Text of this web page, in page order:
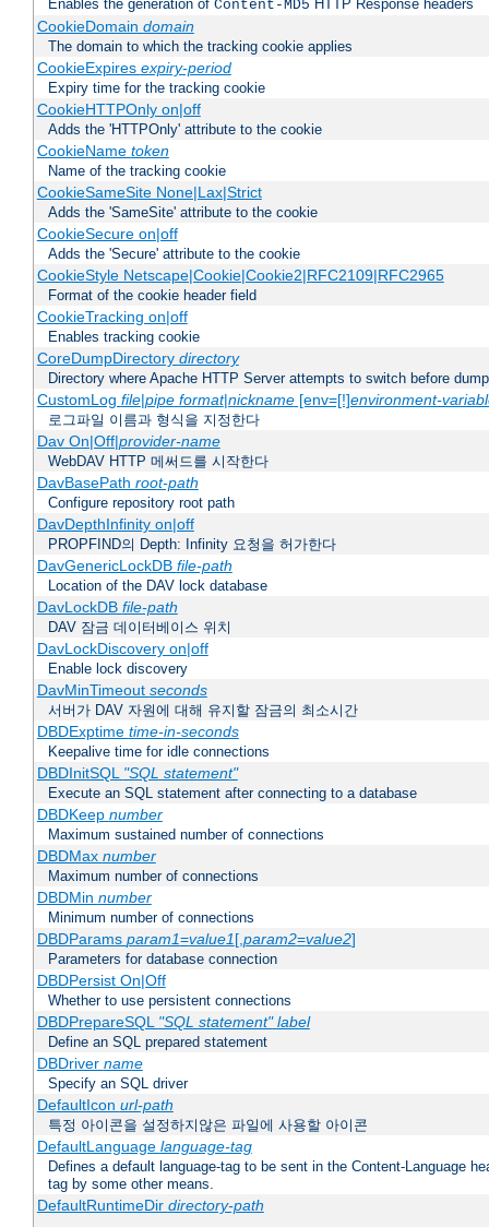
Enables the generation of Content-MD5 HTTP Response headers
CookieDomain domain
The domain to which the tracking cookie applies
CookieExpires expiry-period
Expiry time for the tracking cookie
CookieHTTPOnly on|off
Adds the 'HTTPOnly' attribute to the cookie
CookieName token
Name of the tracking cookie
CookieSameSite None|Lax|Strict
Adds the 'SameSite' attribute to the cookie
CookieSecure on|off
Adds the 'Secure' attribute to the cookie
CookieStyle Netscape|Cookie|Cookie2|RFC2109|RFC2965
Format of the cookie header field
CookieTracking on|off
Enables tracking cookie
CoreDumpDirectory directory
Directory where Apache HTTP Server attempts to switch before
CustomLog file|pipe format|nickname[env=[!]environment-
로그파일 이름과 형식을 지정한다
Dav On|Off|provider-name
WebDAV HTTP 메써드를 시작한다
DavBasePath root-path
Configure repository root path
DavDepthInfinity on|off
PROPFIND의 Depth: Infinity 요청을 허가한다
DavGenericLockDB file-path
Location of the DAV lock database
DavLockDB file-path
DAV 잠금 데이터베이스 위치
DavLockDiscovery on|off
Enable lock discovery
DavMinTimeout seconds
서버가 DAV 자원에 대해 유지할 잠금의 최소시간
DBDExptime time-in-seconds
Keepalive time for idle connections
DBDInitSQL "SQL statement"
Execute an SQL statement after connecting to a database
DBDKeep number
Maximum sustained number of connections
DBDMax number
Maximum number of connections
DBDMin number
Minimum number of connections
DBDParams param1=value1[,param2=value2]
Parameters for database connection
DBDPersist On|Off
Whether to use persistent connections
DBDPrepareSQL "SQL statement" label
Define an SQL prepared statement
DBDriver name
Specify an SQL driver
DefaultIcon url-path
특정 아이콘을 설정하지않은 파일에 사용할 아이콘
DefaultLanguage language-tag
Defines a default language-tag to be sent in the Content-Language
tag by some other means.
DefaultRuntimeDir directory-path